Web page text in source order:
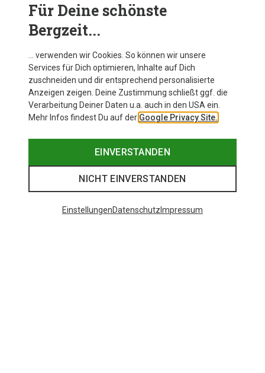
Stormchaser Ace Fahrradhelm
139,60 €
57-61CM
Für Deine schönste
Bergzeit...
… verwenden wir Cookies. So können wir unsere
Services für Dich optimieren, Inhalte auf Dich
zuschneiden und dir entsprechend personalisierte
Anzeigen zeigen. Deine Zustimmung schließt ggf. die
Verarbeitung Deiner Daten u.a. auch in den USA ein.
Mehr Infos findest Du auf der Google Privacy Site.
EINVERSTANDEN
NICHT EINVERSTANDEN
EinstellungenDatenschutz Impressum